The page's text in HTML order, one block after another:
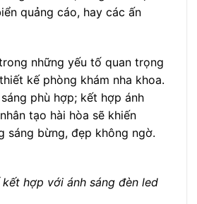
quảng cáo, hay các ấn
những yếu tố quan trọng
kế phòng khám nha khoa.
phù hợp; kết hợp ánh
tạo hài hòa sẽ khiến
sáng bừng, đẹp không ngờ.
hợp với ánh sáng đèn led